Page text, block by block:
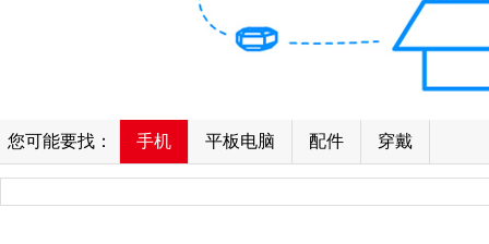
您可能要找： 手机 平板电脑 配件 穿戴